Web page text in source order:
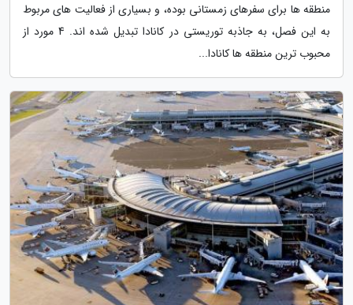
منطقه ها برای سفرهای زمستانی بوده، و بسیاری از فعالیت های مربوط
به این فصل، به جاذبه توریستی در کانادا تبدیل شده اند. 4 مورد از
محبوب ترین منطقه ها کانادا...